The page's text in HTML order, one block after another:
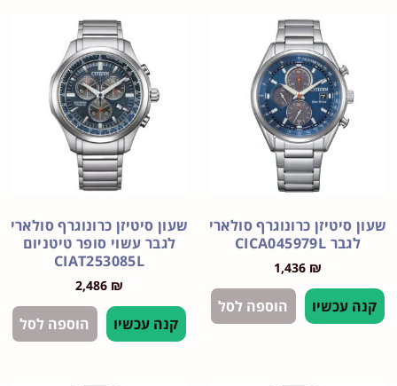
כרונוגרף סולארי
1,436
הוספה לסל
שעון סיטיזן כרונוגרף סולארי
לגבר עשוי סופר טיטניום
CIAT253085L
2,486
קנה עכשיו הוספה לסל